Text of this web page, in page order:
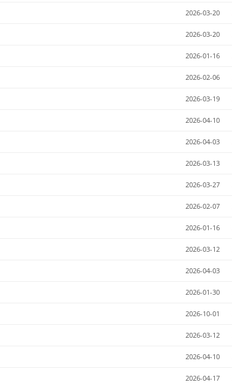
2026-03-20
2026-03-20
2026-01-16
2026-02-06
2026-03-19
2026-04-10
2026-04-03
2026-03-13
2026-03-27
2026-02-07
2026-01-16
2026-03-12
2026-04-03
2026-01-30
2026-10-01
2026-03-12
2026-04-10
2026-04-17